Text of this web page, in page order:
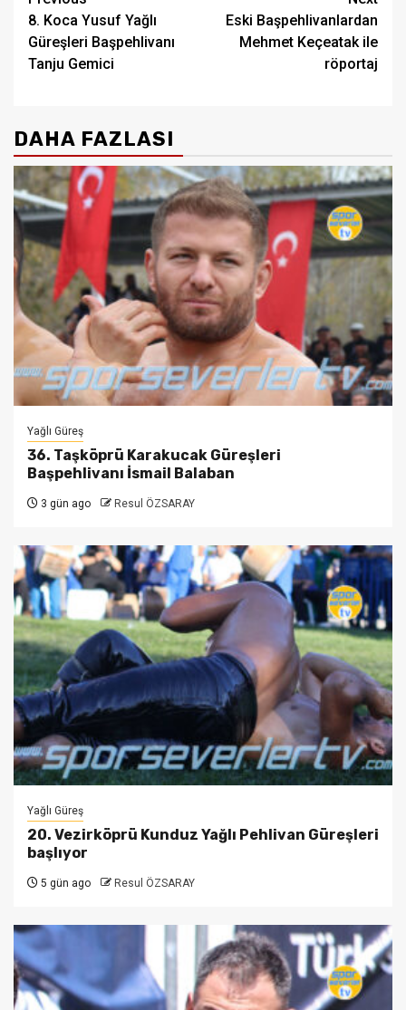
navigation
8. Koca Yusuf Yağlı
Güreşleri Başpehlivanı
Tanju Gemici
Eski Başpehlivanlardan
Mehmet Keçeatak ile
röportaj
DAHA FAZLASI
Yağlı Güreş
36. Taşköprü Karakucak Güreşleri
Başpehlivanı İsmail Balaban
3 gün ago Resul ÖZSARAY
Yağlı Güreş
20. Vezirköprü Kunduz Yağlı Pehlivan Güreşleri
başlıyor
5 gün ago Resul ÖZSARAY